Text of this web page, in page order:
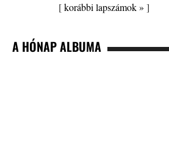
[korábbi lapszámok » ]
A HÓNAP ALBUMA